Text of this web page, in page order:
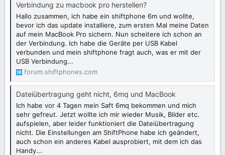
Verbindung zu macbook pro herstellen?
Hallo zusammen, ich habe ein shiftphone 6m und wollte,
bevor ich das update installiere, zum ersten Mal meine Daten
auf mein MacBook Pro sichern. Nun scheitere ich schon an
der Verbindung. Ich habe die Geräte per USB Kabel
verbunden und mein shiftphone fragt auch, was er mit der
USB Verbindung...
forum.shiftphones.com
Dateiübertragung geht nicht, 6mq und MacBook
Ich habe vor 4 Tagen mein Saft 6mq bekommen und mich
sehr gefreut. Jetzt wollte ich mir wieder Musik, Bilder etc.
aufspielen, aber leider funktioniert die Dateiübertragung
nicht. Die Einstellungen am ShiftPhone habe ich geändert,
auch schon ein anderes Kabel ausprobiert, mit dem ich das
Handy...